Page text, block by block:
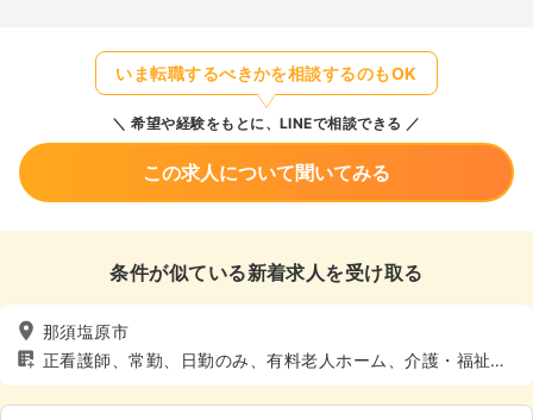
いま転職するべきかを相談するのもOK
希望や経験をもとに、LINEで相談できる
この求人について聞いてみる
条件が似ている新着求人を受け取る
那須塩原市
正看護師、常勤、日勤のみ、有料老人ホーム、介護・福祉
系、4週8休以上